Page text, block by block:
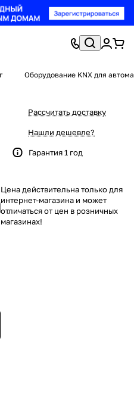
Оборудование KNX для
Рассчитать доставку
Нашли дешевле?
Гарантия 1 год
Цена действительна только для
интернет-магазина и может
отличаться от цен в розничных
магазинах!